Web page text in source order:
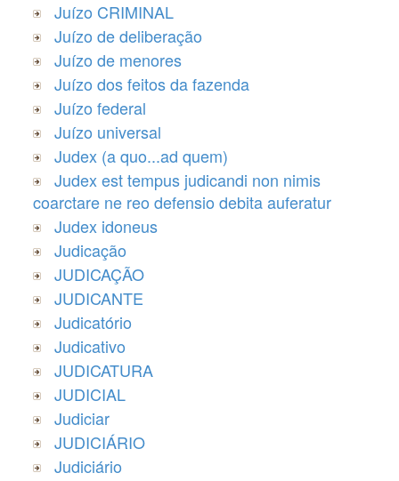
Juízo CRIMINAL
Juízo de deliberação
Juízo de menores
Juízo dos feitos da fazenda
Juízo federal
Juízo universal
Judex (a quo...ad quem)
Judex est tempus judicandi non nimis
coarctare ne reo defensio debita auferatur
Judex idoneus
Judicação
JUDICAÇÃO
JUDICANTE
Judicatório
Judicativo
JUDICATURA
JUDICIAL
Judiciar
JUDICIÁRIO
Judiciário